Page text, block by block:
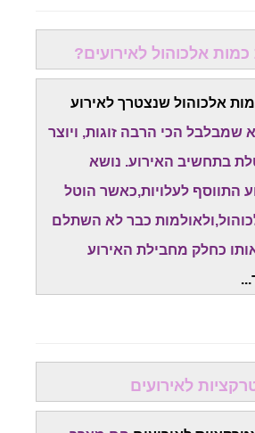
אלכוהול לאירועים?
אלכוהול שנצטרך לאירוע
שמבלבל הכי הרבה זוגות, ויוצר
בתחשיב האירוע. נושא
התווסף לעלויות,כאשר הוטל
כבר לא השתלם
כחלק מחבילת האירוע
לאירועים